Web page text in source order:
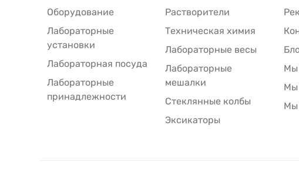
Оборудование
Лабораторные
установки
Лабораторная посуда
Лабораторные
принадлежности
Растворители
Техническая химия
Лабораторные весы
Лабораторные
мешалки
Стеклянные колбы
Эксикаторы
Мы
Мы
Мы